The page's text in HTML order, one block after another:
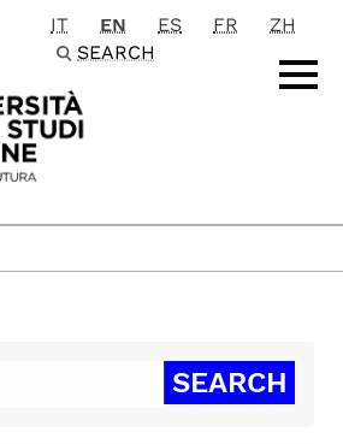
principale
IT EN ES FR
ZH
SEARCH